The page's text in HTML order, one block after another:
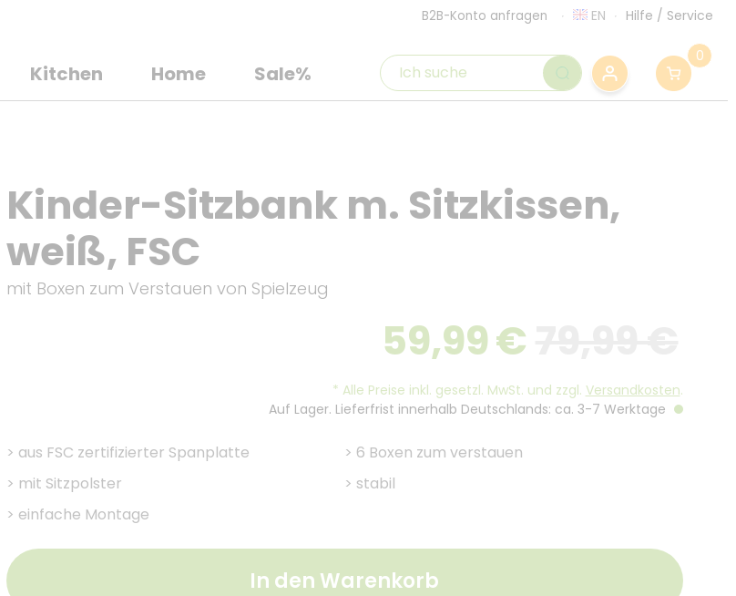
B2B-Konto anfragen EN Hilfe / Service
Kitchen Home Sale%
0
Kinder-Sitzbank m. Sitzkissen,
weiß, FSC
mit Boxen zum Verstauen von Spielzeug
59,99€
* Alle Preise inkl. gesetzl. MwSt. und zzgl. Versandkosten.
Auf Lager. Lieferfrist innerhalb Deutschlands: ca. 3-7 Werktage
> aus FSC zertifizierter Spanplatte > 6 Boxen zum verstauen
> mit Sitzpolster > stabil
> einfache Montage
In den Warenkorb